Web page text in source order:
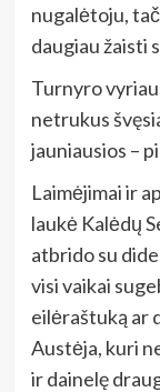
nugalėtoju,
daugiau žaisti
Turnyro
netrukus
jauniausios –
Laimėjimai ir
laukė Kalėdų
atbrido su
visi vaikai
eilėraštuką ar
Austėja, kuri
ir dainelę